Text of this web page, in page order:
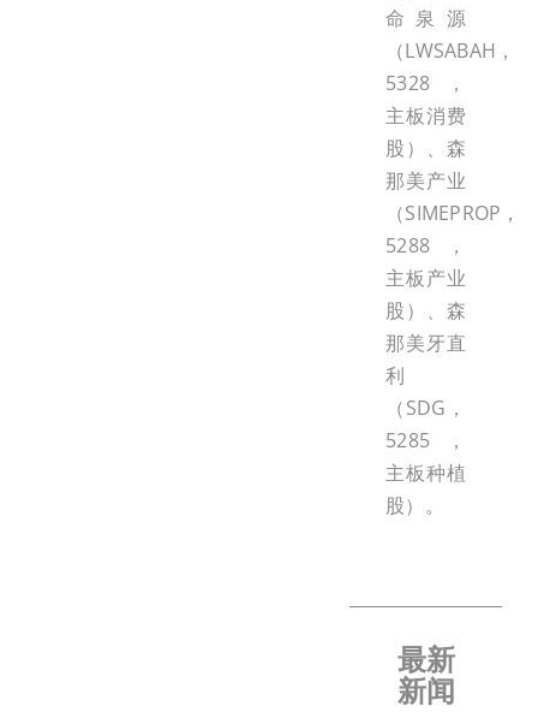
命泉源
（LWSABAH，
5328，
主板消费
股）、森
那美产业
（SIMEPROP，
5288，
主板产业
股）、森
那美牙直
利
（SDG，
5285，
主板种植
股）。
最新
新闻